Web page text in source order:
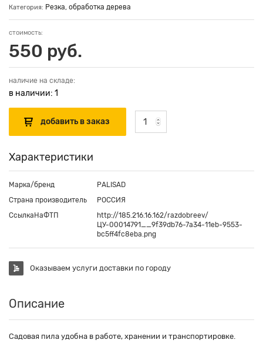
Категория: Резка, обработка дерева
стоимость:
550 руб.
наличие на складе:
в наличии: 1
Характеристики
Марка/бренд
PALISAD
Страна производитель
РОССИЯ
СсылкаНаФТП
http://185.216.16.162/razdobreev/
ЦУ-00014791__9f39db76-7a34-11eb-9553-
bc5ff4fc8eba.png
Оказываем услуги доставки по городу
Описание
Садовая пила удобна в работе, хранении и транспортировке.